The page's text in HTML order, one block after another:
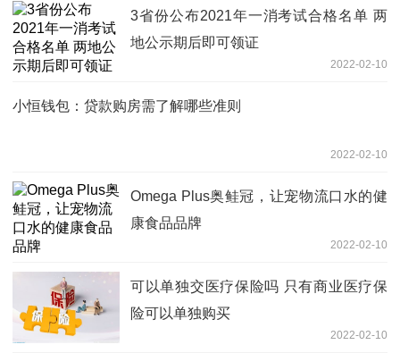
3省份公布2021年一消考试合格名单 两
地公示期后即可领证
2022-02-10
小恒钱包：贷款购房需了解哪些准则
2022-02-10
Omega Plus奥鲑冠，让宠物流口水的健
康食品品牌
2022-02-10
可以单独交医疗保险吗 只有商业医疗保
险可以单独购买
2022-02-10